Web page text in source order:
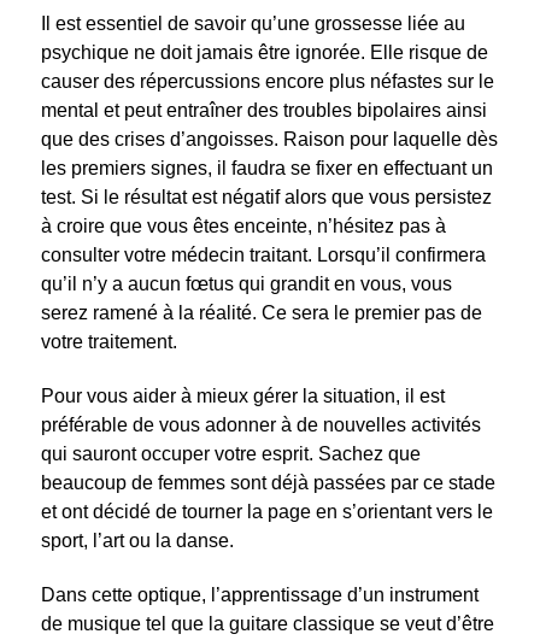
Il est essentiel de savoir qu’une grossesse liée au
psychique ne doit jamais être ignorée. Elle risque de
causer des répercussions encore plus néfastes sur le
mental et peut entraîner des troubles bipolaires ainsi
que des crises d’angoisses. Raison pour laquelle dès
les premiers signes, il faudra se fixer en effectuant un
test. Si le résultat est négatif alors que vous persistez
à croire que vous êtes enceinte, n’hésitez pas à
consulter votre médecin traitant. Lorsqu’il confirmera
qu’il n’y a aucun fœtus qui grandit en vous, vous
serez ramené à la réalité. Ce sera le premier pas de
votre traitement.
Pour vous aider à mieux gérer la situation, il est
préférable de vous adonner à de nouvelles activités
qui sauront occuper votre esprit. Sachez que
beaucoup de femmes sont déjà passées par ce stade
et ont décidé de tourner la page en s’orientant vers le
sport, l’art ou la danse.
Dans cette optique, l’apprentissage d’un instrument
de musique tel que la guitare classique se veut d’être